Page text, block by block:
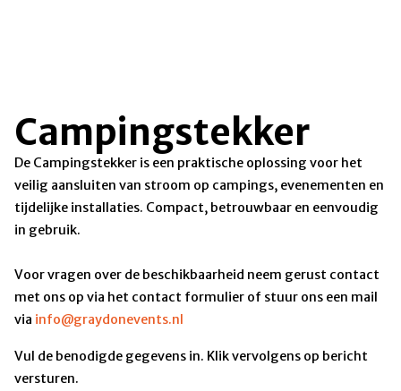
Campingstekker
De Campingstekker is een praktische oplossing voor het
veilig aansluiten van stroom op campings, evenementen en
tijdelijke installaties. Compact, betrouwbaar en eenvoudig
in gebruik.
Voor vragen over de beschikbaarheid neem gerust contact
met ons op via het contact formulier of stuur ons een mail
via info@graydonevents.nl
Vul de benodigde gegevens in. Klik vervolgens op bericht
versturen.